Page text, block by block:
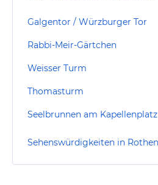
Galgentor / Würzburger Tor
Rabbi-Meir-Gärtchen
Weisser Turm
Thomasturm
Seelbrunnen am Kapellenplatz